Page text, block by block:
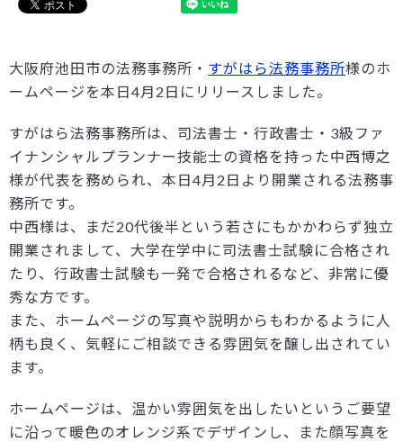
大阪府池田市の法務事務所・ すがはら法務事務所様のホ
ームページを本日4月2日にリリースしました。
すがはら法務事務所は、司法書士・行政書士・3級ファ
イナンシャルプランナー技能士の資格を持った中西博之
様が代表を務められ、本日4月2日より開業される法務事
務所です。
中西様は、まだ20代後半という若さにもかかわらず独立
開業されまして、大学在学中に司法書士試験に合格され
たり、行政書士試験も一発で合格されるなど、非常に優
秀な方です。
また、ホームページの写真や説明からもわかるように人
柄も良く、気軽にご相談できる雰囲気を醸し出されてい
ます。
ホームページは、温かい雰囲気を出したいというご要望
に沿って暖色のオレンジ系でデザインし、また顔写真を